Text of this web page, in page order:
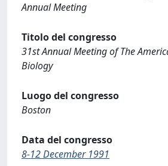
Annual Meeting
Titolo del congresso
31st Annual Meeting of The
Biology
Luogo del congresso
Boston
Data del congresso
8-12 December 1991